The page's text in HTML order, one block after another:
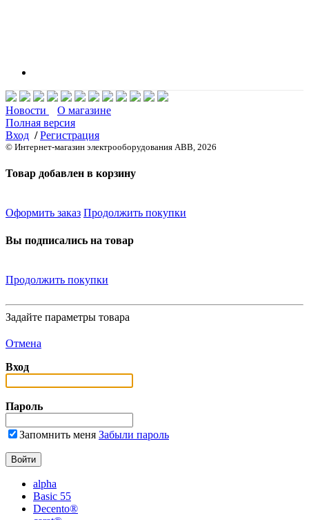
Новости
О магазине
Полная версия
Вход / Регистрация
© Интернет-магазин электрооборудования ABB, 2026
Товар добавлен в корзину
Оформить заказ Продолжить покупки
Вы подписались на товар
Продолжить покупки
Задайте параметры товара
Отмена
Вход
Пароль
Запомнить меня Забыли пароль
alpha
Basic 55
Decento®